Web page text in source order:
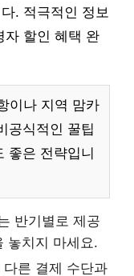
. 적극적인 정보
자 할인 혜택 완
이나 지역 맘카
공식적인 꿀팁
좋은 전략입니
반기별로 제공
놓치지 마세요.
다른 결제 수단과